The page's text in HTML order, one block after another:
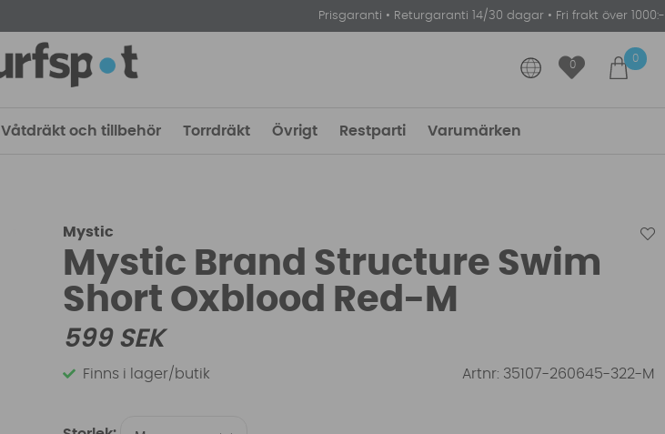
Prisgaranti • Returgaranti 14/30 dagar • Fri frakt över 1000:-
0
0
Våtdräkt och tillbehör Torrdräkt Övrigt Restparti Varumärken
Mystic
Mystic Brand Structure Swim
Short Oxblood Red-M
599SEK
Finns i lager/butik Artnr: 35107-260645-322-M